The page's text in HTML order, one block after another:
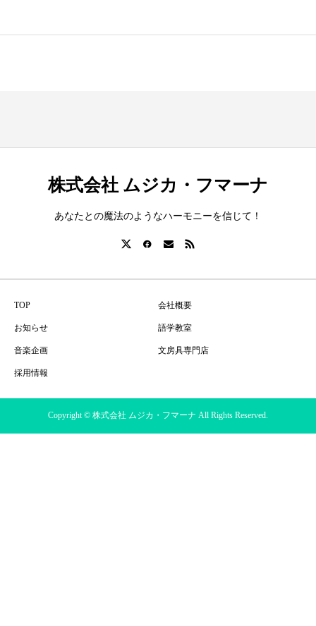
株式会社 ムジカ・フマーナ
あなたとの魔法のようなハーモニーを信じて！
TOP 会社概要
お知らせ 語学教室
音楽企画 文房具専門店
採用情報
Copyright © 株式会社 ムジカ・フマーナ All Rights Reserved.